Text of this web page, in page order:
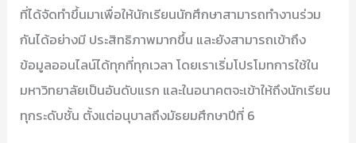
ที่ได้จัดทำขึ้นมาเพื่อให้นักเรียนนักศึกษาสามารถทำงานร่วม
กันได้อย่างมี ประสิทธิภาพมากขึ้น และยังสามารถเข้าถึง
ข้อมูลออนไลน์ได้ทุกที่ทุกเวลา โดยเราเริ่มโปรโมทการใช้ใน
มหาวิทยาลัยเป็นอันดับแรก และในอนาคตจะเข้าให้ถึงนักเรียน
ทุกระดับชั้น ตั้งแต่อนุบาลถึงมัธยมศึกษาปีที่ 6